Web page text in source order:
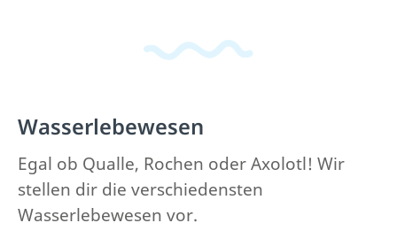
Wasserlebewesen
Egal ob Qualle, Rochen oder Axolotl! Wir
stellen dir die verschiedensten
Wasserlebewesen vor.